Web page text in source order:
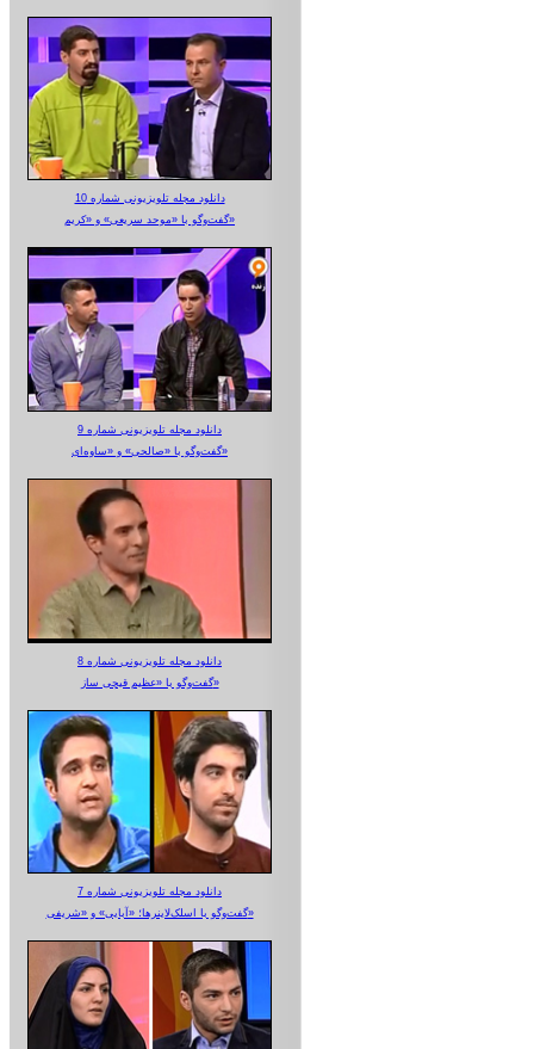
دانلود مجله تلویزیونی شماره 10
گفت‌وگو با «موحد سریعی» و «کریم»
دانلود مجله تلویزیونی شماره 9
گفت‌وگو با «صالحی» و «ساوه‌ای»
دانلود مجله تلویزیونی شماره 8
گفت‌وگو با «عظیم قیچی ساز»
دانلود مجله تلویزیونی شماره 7
گفت‌وگو با اسلک‌لاینرها؛ «آبایی» و «شریفی»